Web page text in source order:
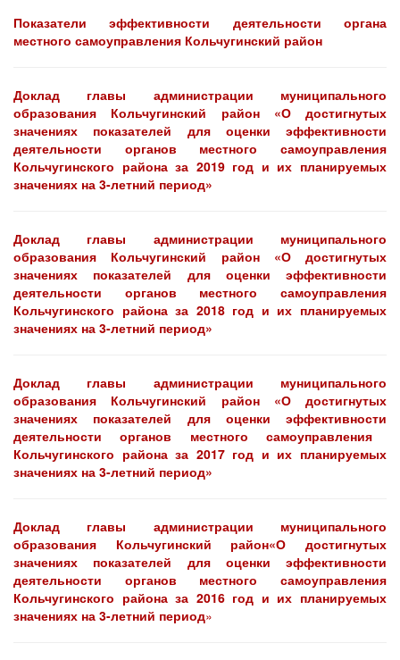
Показатели эффективности деятельности органа
местного самоуправления Кольчугинский район
Доклад главы администрации муниципального
образования Кольчугинский район «О достигнутых
значениях показателей для оценки эффективности
деятельности органов местного самоуправления
Кольчугинского района за 2019 год и их планируемых
значениях на 3-летний период»
Доклад главы администрации муниципального
образования Кольчугинский район «О достигнутых
значениях показателей для оценки эффективности
деятельности органов местного самоуправления
Кольчугинского района за 2018 год и их планируемых
значениях на 3-летний период»
Доклад главы администрации муниципального
образования Кольчугинский район «О достигнутых
значениях показателей для оценки эффективности
деятельности органов местного самоуправления
Кольчугинского района за 2017 год и их планируемых
значениях на 3-летний период»
Доклад главы администрации муниципального
образования Кольчугинский район«О достигнутых
значениях показателей для оценки эффективности
деятельности органов местного самоуправления
Кольчугинского района за 2016 год и их планируемых
значениях на 3-летний период»